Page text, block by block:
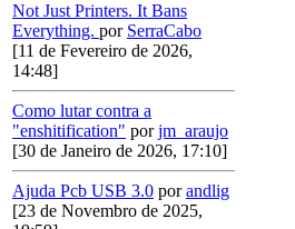
Not Just Printers. It Bans
Everything. por SerraCabo
[11 de Fevereiro de 2026,
14:48]
Como lutar contra a
"enshitification" porjm_araujo
[30 de Janeiro de 2026, 17:10]
Ajuda Pcb USB 3.0 porandlig
[23 de Novembro de 2025,